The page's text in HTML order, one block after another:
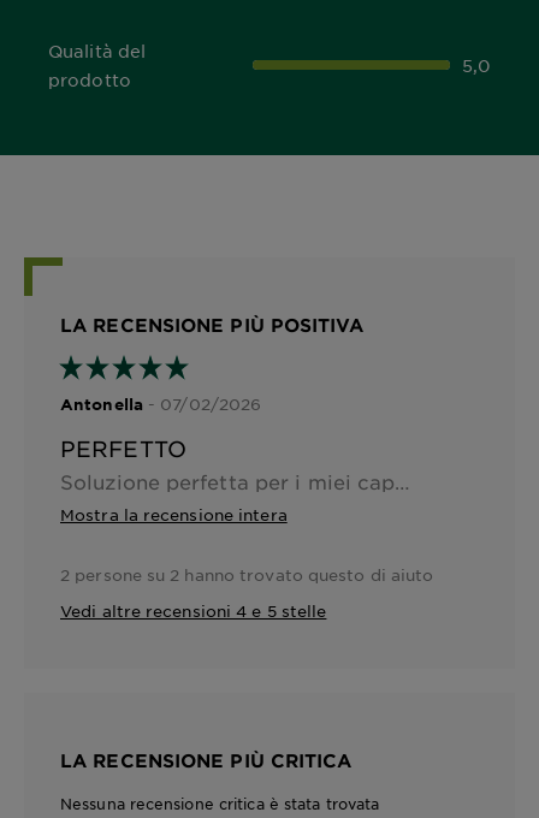
Qualità del
prodotto
5,0 out of 5 stars 5,0
LA RECENSIONE PIÙ POSITIVA
Antonella - 07/02/2026
PERFETTO
Soluzione perfetta per i miei capelli. Non mi aspettavo un risultato così sorprendente. Crema morbidissima, di facile applicazione. In 10 minuti un risultato perfetto. Capelli morbidissimi, lucido e con una colorazione leggera, ma ben visibile. Sono oltremodo soddisfatta. Davvero il prodotto che desideravo!!!
Mostra la recensione intera
2 persone su 2 hanno trovato questo di aiuto
Vedi altre recensioni 4 e 5 stelle
LA RECENSIONE PIÙ CRITICA
Nessuna recensione critica è stata trovata